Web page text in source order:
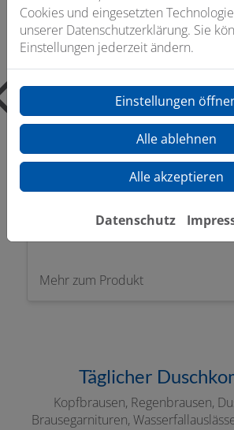
KALDEWEI Conoflat Duschwanne
Mehr zum Produkt
Täglicher
Kopfbrausen, Regenbrausen,
Brausegarnituren,
Cookies und eingesetzten
unserer Datenschutzerklärung. Sie
Einstellungen jederzeit ändern.
Einstellungen
Alle ablehnen
Alle akzeptieren
Datenschutz